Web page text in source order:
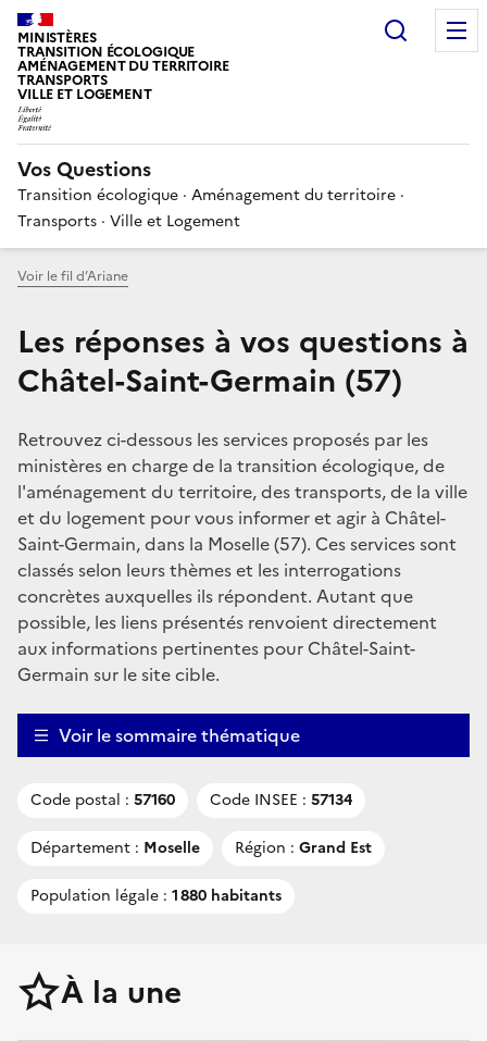
MINISTÈRES
TRANSITION ÉCOLOGIQUE
AMÉNAGEMENT DU TERRITOIRE
TRANSPORTS
VILLE ET LOGEMENT
Vos Questions
Transition écologique · Aménagement du territoire ·
Transports · Ville et Logement
Voir le fil d’Ariane
Les réponses à vos questions à
Châtel-Saint-Germain (57)
Retrouvez ci-dessous les services proposés par les
ministères en charge de la transition écologique, de
l'aménagement du territoire, des transports, de la ville
et du logement pour vous informer et agir à Châtel-
Saint-Germain, dans la Moselle (57). Ces services sont
classés selon leurs thèmes et les interrogations
concrètes auxquelles ils répondent. Autant que
possible, les liens présentés renvoient directement
aux informations pertinentes pour Châtel-Saint-
Germain sur le site cible.
Voir le sommaire thématique
Code postal : 57160 Code INSEE : 57134
Département : Moselle Région : Grand Est
Population légale : 1 880 habitants
À la une